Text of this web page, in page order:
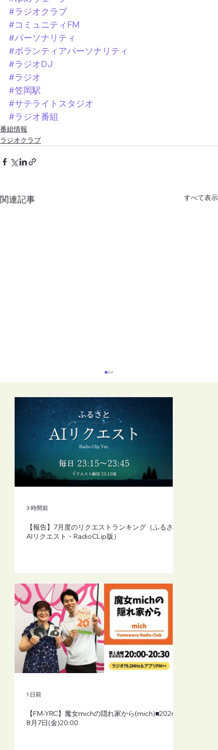
#ラジオクラブ
#コミュニティFM
#パーソナリティ
#ボランティアパーソナリティ
#ラジオDJ
#ラジオ
#笠岡駅
#サテライトスタジオ
#ラジオ番組
番組情報
ラジオクラブ
関連記事 すべて表示
【FM-YRC】魔女michの隠れ家から
【報告】7月度のリクエストランキング（ふるさと
AIリクエスト・RadioCLip版）
3 時間前
【FM-YRC】魔女michの隠れ家から(mich)■2026年
8月7日(金)20:00
1 日前